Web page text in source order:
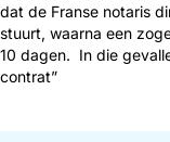
dat de Franse notaris
stuurt, waarna een
10 dagen. In die
contrat”